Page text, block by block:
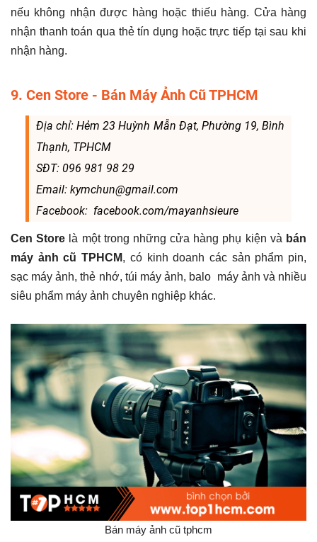
nếu không nhận được hàng hoặc thiếu hàng. Cửa hàng
nhận thanh toán qua thẻ tín dụng hoặc trực tiếp tại sau khi
nhận hàng.
9. Cen Store - Bán Máy Ảnh Cũ TPHCM
Địa chỉ: Hẻm 23 Huỳnh Mẫn Đạt, Phường 19, Bình
Thạnh, TPHCM
SĐT: 096 981 98 29
Email: kymchun@gmail.com
Facebook: facebook.com/mayanhsieure
Cen Store là một trong những cửa hàng phụ kiện và bán
máy ảnh cũ TPHCM, có kinh doanh các sản phẩm pin,
sạc máy ảnh, thẻ nhớ, túi máy ảnh, balo máy ảnh và nhiều
siêu phẩm máy ảnh chuyên nghiệp khác.
Bán máy ảnh cũ tphcm